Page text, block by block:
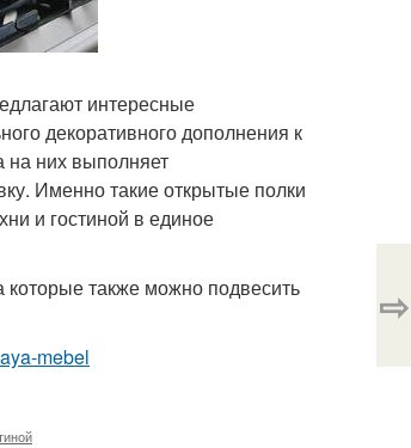
интересные
декоративного дополнения к
них выполняет
Именно такие открытые полки
и гостиной в единое
также можно подвесить
mebel
⇨